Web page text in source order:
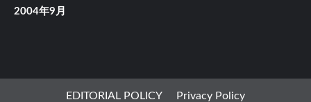
2004年9月
EDITORIAL POLICY Privacy Policy